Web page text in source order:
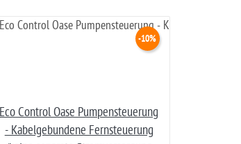
Eco Control Oase Pumpensteuerung
- Kabelgebundene Fernsteuerung
-10%